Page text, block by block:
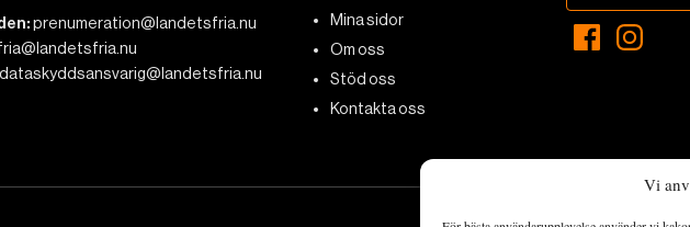
Vi
prenumeration@landetsfria.nu
dataskyddsansvarig@landetsfria.nu
Mina sidor
Om oss
Stöd oss
Kontakta oss